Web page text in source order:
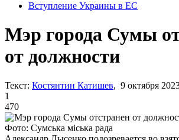
Вступление Украины в ЕС
Мэр города Сумы
от должности
Текст: Костянтин Катишев, 9 октября
1
470
Фото: Сумська міська рада